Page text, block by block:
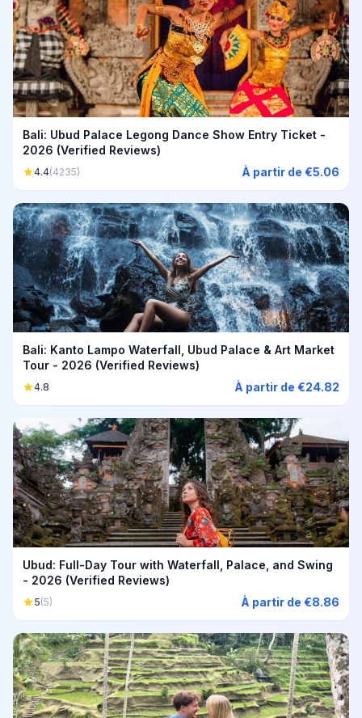
Bali: Ubud Palace Legong Dance Show Entry Ticket -
2026 (Verified Reviews)
4.4(4235) À partir de €5.06
Bali: Kanto Lampo Waterfall, Ubud Palace & Art Market
Tour - 2026 (Verified Reviews)
4.8 À partir de €24.82
Ubud: Full-Day Tour with Waterfall, Palace, and Swing
- 2026 (Verified Reviews)
5(5) À partir de €8.86